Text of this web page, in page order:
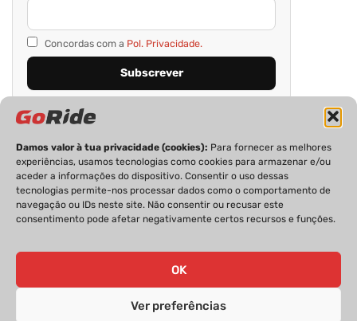
Damos valor à tua privacidade (cookies): Para fornecer as melhores
experiências, usamos tecnologias como cookies para armazenar e/ou
aceder a informações do dispositivo. Consentir o uso dessas
tecnologias permite-nos processar dados como o comportamento de
navegação ou IDs neste site. Não consentir ou recusar este
consentimento pode afetar negativamente certos recursos e funções.
OK
Ver preferências
Concordas com a Pol. Privacidade.
PRIVACIDADE FICHA TÉCNICA
ESTATUTO EDITORIAL